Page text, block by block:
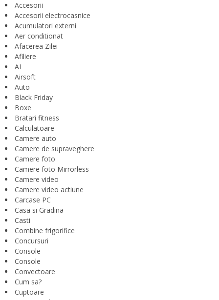
Accesorii
Accesorii electrocasnice
Acumulatori externi
Aer conditionat
Afacerea Zilei
Afiliere
AI
Airsoft
Auto
Black Friday
Boxe
Bratari fitness
Calculatoare
Camere auto
Camere de supraveghere
Camere foto
Camere foto Mirrorless
Camere video
Camere video actiune
Carcase PC
Casa si Gradina
Casti
Combine frigorifice
Concursuri
Console
Console
Convectoare
Cum sa?
Cuptoare